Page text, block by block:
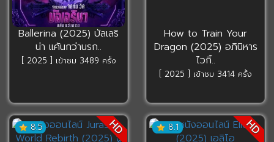
Ballerina (2025) บัลเลริ
น่า แค้นกว่านรก..
[ 2025 ] เข้าชม 3489 ครั้ง
How to Train Your
Dragon (2025) อภินิหาร
ไวกิ้..
[ 2025 ] เข้าชม 3414 ครั้ง
8.5 HD 8.1 HD